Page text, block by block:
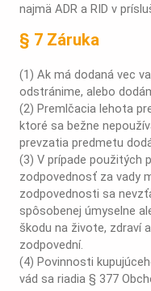
najmä ADR a RID v
§ 7 Záruka
(1) Ak má dodaná vec
odstránime, alebo
(2) Premlčacia lehota
ktoré sa bežne
prevzatia predmetu
(3) V prípade použitých
zodpovednosť za vady
zodpovednosti sa
spôsobenej úmyselne
škodu na živote, zdraví
zodpovední.
(4) Povinnosti
vád sa riadia § 377